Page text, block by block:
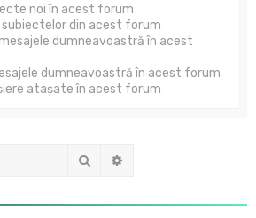
noi în acest forum
subiectelor din acest forum
dumneavoastră în acest
dumneavoastră în acest forum
ataşate în acest forum
Căutare